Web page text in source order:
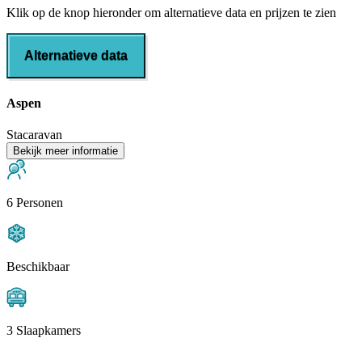
Klik op de knop hieronder om alternatieve data en prijzen te zien
Alternatieve data
Aspen
Stacaravan
Bekijk meer informatie
6 Personen
Beschikbaar
3 Slaapkamers